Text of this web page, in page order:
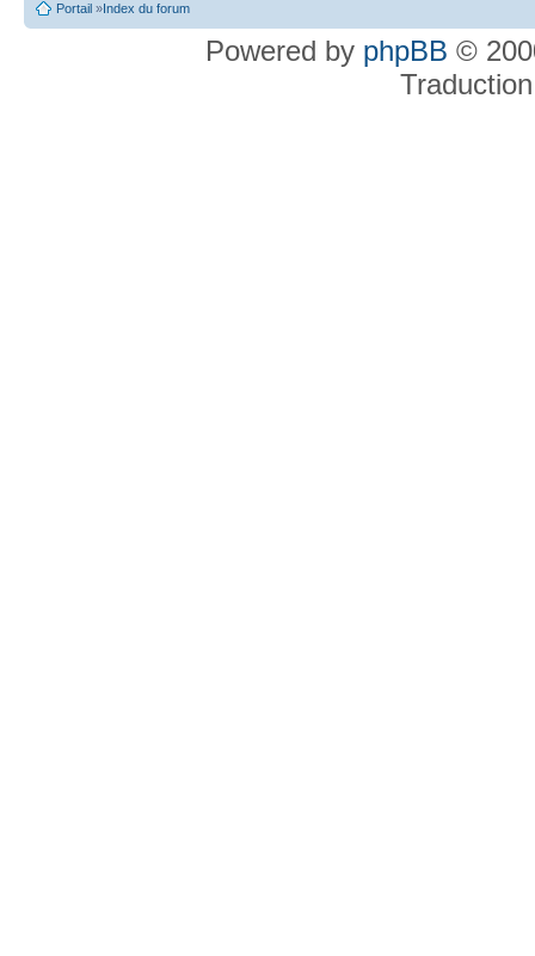
Portail »Index du forum
Powered by phpBB ©